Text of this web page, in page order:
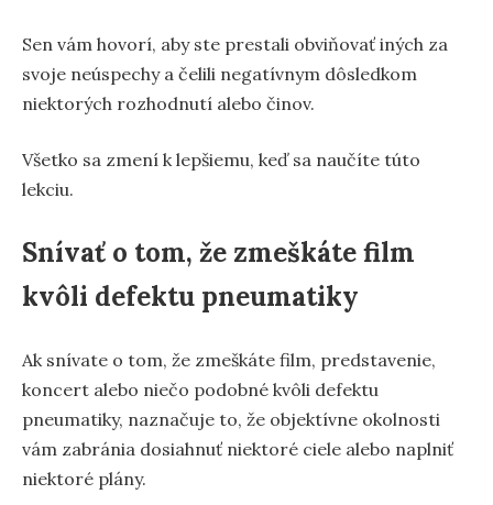
Sen vám hovorí, aby ste prestali obviňovať iných za
svoje neúspechy a čelili negatívnym dôsledkom
niektorých rozhodnutí alebo činov.
Všetko sa zmení k lepšiemu, keď sa naučíte túto
lekciu.
Snívať o tom, že zmeškáte film
kvôli defektu pneumatiky
Ak snívate o tom, že zmeškáte film, predstavenie,
koncert alebo niečo podobné kvôli defektu
pneumatiky, naznačuje to, že objektívne okolnosti
vám zabránia dosiahnuť niektoré ciele alebo naplniť
niektoré plány.